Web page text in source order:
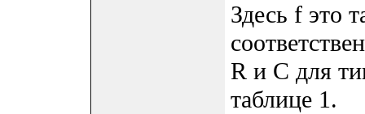
Здесь f это
R и C для
таблице 1.